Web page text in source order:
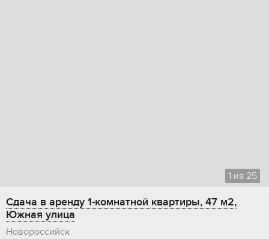
1 из 25
Сдача в аренду 1-комнатной квартиры, 47 м2,
Южная улица
Новороссийск